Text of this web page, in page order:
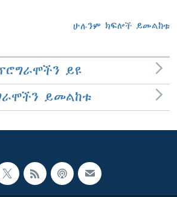
ሁሉንም ክፍሎች ይመልከቱ
ይዩ
ይመልከቱ